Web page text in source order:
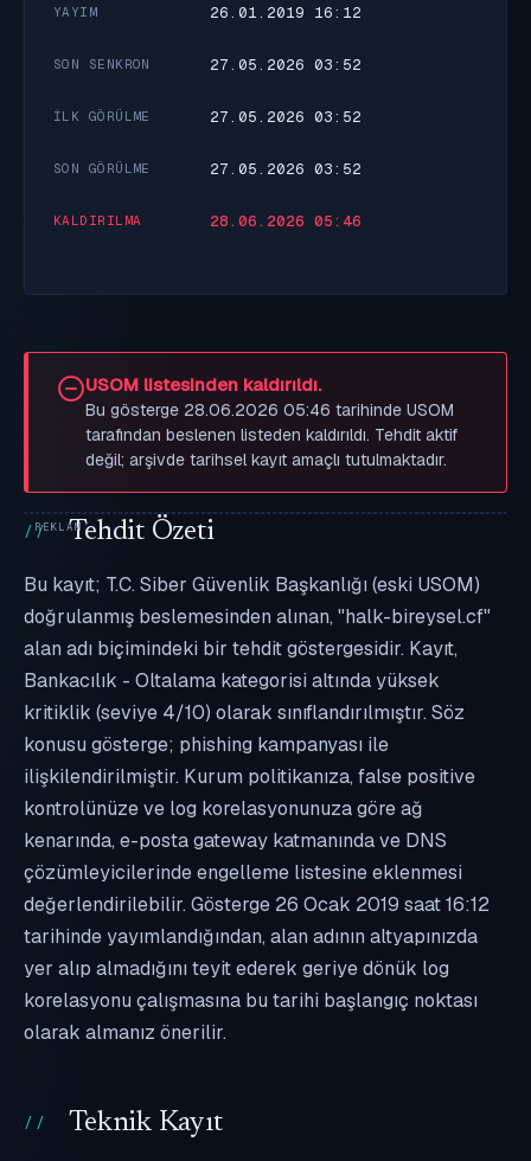
YAYIM 26.01.2019 16:12
SON SENKRON 27.05.2026 03:52
İLK GÖRÜLME 27.05.2026 03:52
SON GÖRÜLME 27.05.2026 03:52
KALDIRILMA 28.06.2026 05:46
USOM listesinden kaldırıldı.
Bu gösterge 28.06.2026 05:46 tarihinde USOM
tarafından beslenen listeden kaldırıldı. Tehdit aktif
değil; arşivde tarihsel kayıt amaçlı tutulmaktadır.
Tehdit Özeti
Bu kayıt; T.C. Siber Güvenlik Başkanlığı (eski USOM)
doğrulanmış beslemesinden alınan, "halk-bireysel.cf"
alan adı biçimindeki bir tehdit göstergesidir. Kayıt,
Bankacılık - Oltalama kategorisi altında yüksek
kritiklik (seviye 4/10) olarak sınıflandırılmıştır. Söz
konusu gösterge; phishing kampanyası ile
ilişkilendirilmiştir. Kurum politikanıza, false positive
kontrolünüze ve log korelasyonunuza göre ağ
kenarında, e-posta gateway katmanında ve DNS
çözümleyicilerinde engelleme listesine eklenmesi
değerlendirilebilir. Gösterge 26 Ocak 2019 saat 16:12
tarihinde yayımlandığından, alan adının altyapınızda
yer alıp almadığını teyit ederek geriye dönük log
korelasyonu çalışmasına bu tarihi başlangıç noktası
olarak almanız önerilir.
Teknik Kayıt